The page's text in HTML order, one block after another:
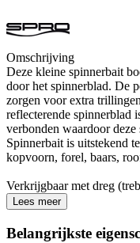
Omschrijving
Deze kleine spinnerbait
door het spinnerblad. De
zorgen voor extra
reflecterende spinnerblad
verbonden waardoor
Spinnerbait is uitstekend
kopvoorn, forel, baars,
Verkrijgbaar met dreg
Lees meer
Belangrijkste